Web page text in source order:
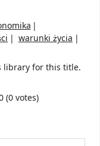
warunki życia
library for this title.
(0 votes)